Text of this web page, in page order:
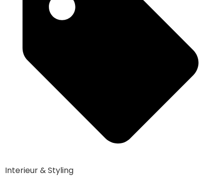
Interieur & Styling